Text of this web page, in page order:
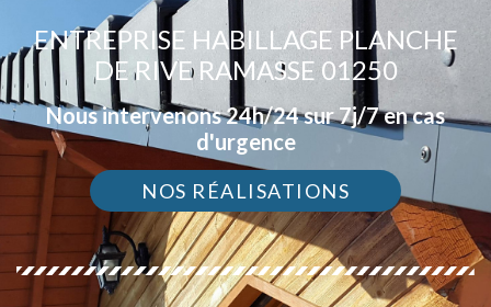
ENTREPRISE HABILLAGE PLANCHE
DE RIVE RAMASSE 01250
Nous intervenons 24h/24 sur 7j/7 en cas
d'urgence
NOS RÉALISATIONS